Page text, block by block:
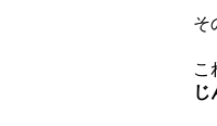
そ
こ
じ